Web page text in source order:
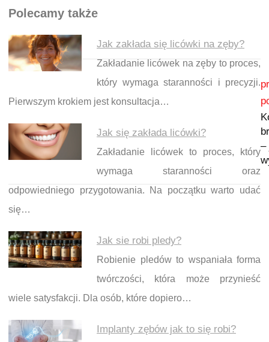
Polecamy także
Jak zakłada się licówki na zęby?
Zakładanie licówek na zęby to proces,
który wymaga staranności i precyzji.
Pierwszym krokiem jest konsultacja…
Jak się zakłada licówki?
Zakładanie licówek to proces, który
wymaga staranności oraz
odpowiedniego przygotowania. Na początku warto udać
się…
Jak sie robi pledy?
Robienie pledów to wspaniała forma
twórczości, która może przynieść
wiele satysfakcji. Dla osób, które dopiero…
Implanty zębów jak to się robi?
Nawigacja wpisu
–